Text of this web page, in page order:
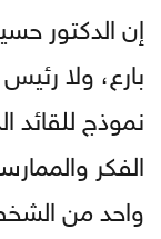
إن الدكتور
بارع، ولا
نموذج للقائد
الفكر
واحد من